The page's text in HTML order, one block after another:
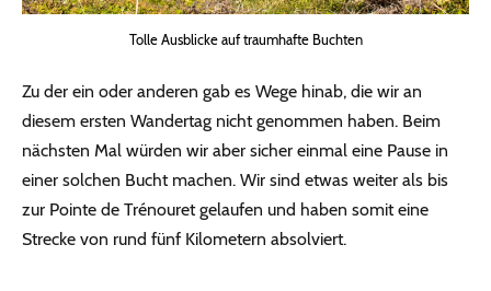
Tolle Ausblicke auf traumhafte Buchten
Zu der ein oder anderen gab es Wege hinab, die wir an
diesem ersten Wandertag nicht genommen haben. Beim
nächsten Mal würden wir aber sicher einmal eine Pause in
einer solchen Bucht machen. Wir sind etwas weiter als bis
zur Pointe de Trénouret gelaufen und haben somit eine
Strecke von rund fünf Kilometern absolviert.